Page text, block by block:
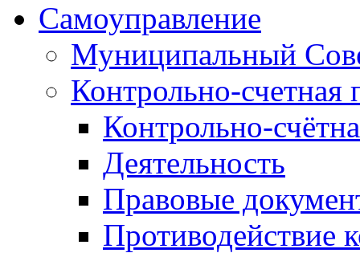
Самоуправление
Муниципальный
Контрольно-счетная
Контрольно-
Деятельность
Правовые
Противодействие